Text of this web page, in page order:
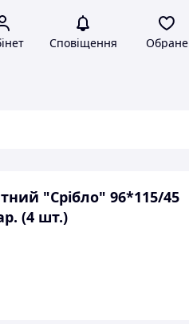
Сповіщення Обране
"Срібло" 96*115/45
(4 шт.)